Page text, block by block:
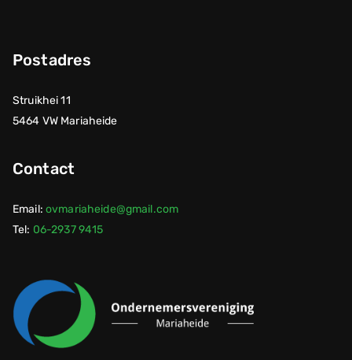
Postadres
Struikhei 11
5464 VW Mariaheide
Contact
Email: ovmariaheide@gmail.com
Tel: 06-2937 9415